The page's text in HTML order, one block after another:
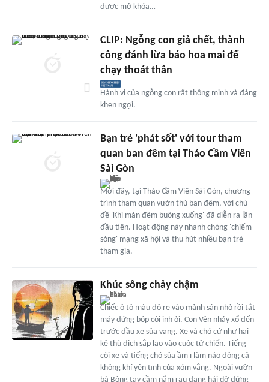
được mở khóa…
CLIP: Ngỗng con giả chết, thành
công đánh lừa báo hoa mai để
chạy thoát thân
Hành vi của ngỗng con rất thông minh và đáng
khen ngợi.
Bạn trẻ 'phát sốt' với tour tham
quan ban đêm tại Thảo Cầm Viên
Sài Gòn
Mới đây, tại Thảo Cầm Viên Sài Gòn, chương
trình tham quan vườn thú ban đêm, với chủ
đề 'Khi màn đêm buông xuống' đã diễn ra lần
đầu tiên. Hoạt động này nhanh chóng 'chiếm
sóng' mạng xã hội và thu hút nhiều bạn trẻ
tham gia.
Khúc sông chảy chậm
Chiếc ô tô màu đỏ rẽ vào mảnh sân nhỏ rồi tắt
máy đứng bóp còi inh ỏi. Con Vện nhảy xổ đến
trước đầu xe sủa vang. Xe và chó cứ như hai
kẻ thù địch sắp lao vào cuộc tử chiến. Tiếng
còi xe và tiếng chó sủa ầm ĩ làm náo động cả
không khí yên tĩnh của xóm vắng. Ngoài vườn
bà Bông tay cầm nắm rau đang hái dở đứng